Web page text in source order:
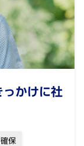
っかけに社
保